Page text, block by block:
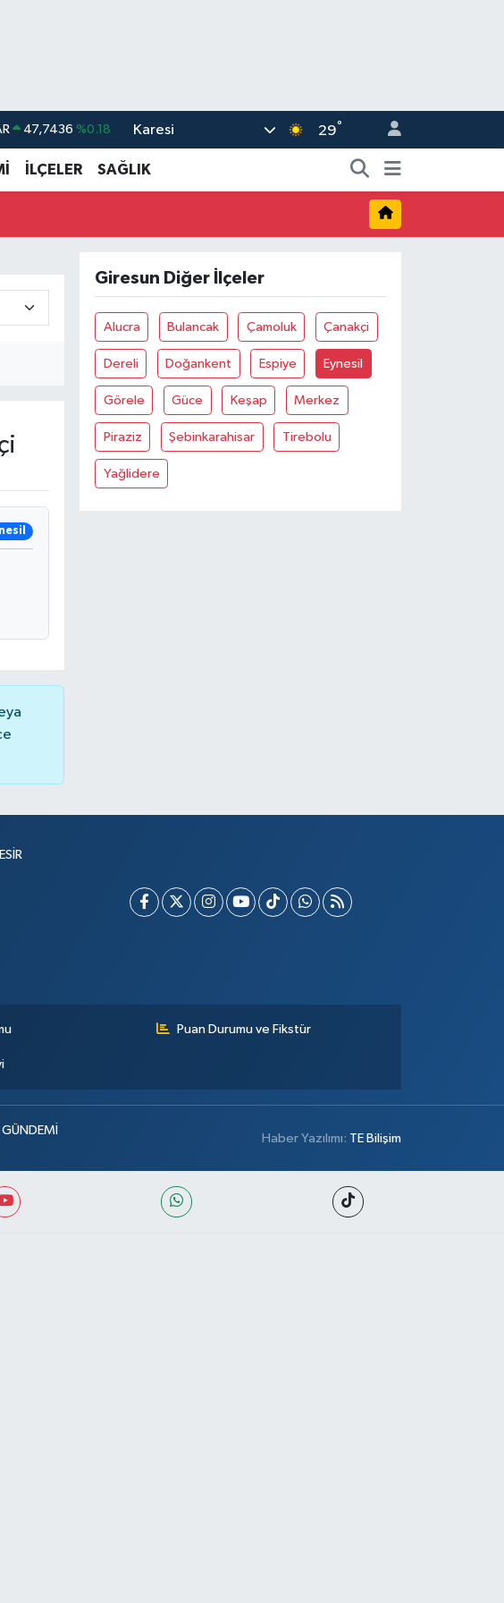
47,7436 %0.18
55,2510 %0.32
64,4811 %0.38
64.959,79
Karesi 29°
İLÇELER SAĞLIK
Giresun Diğer İlçeler
Alucra Bulancak Çamoluk Çanakçi
Dereli Doğankent Espiye Eynesil
Görele Güce Keşap Merkez
Piraziz Şebinkarahisar Tirebolu
Yağlidere
Puan Durumu ve Fikstür
Haber Yazılımı: TE Bilişim